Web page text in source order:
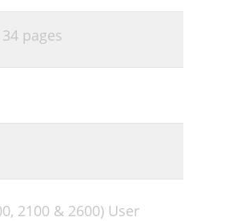
34 pages
2100 & 2600) User